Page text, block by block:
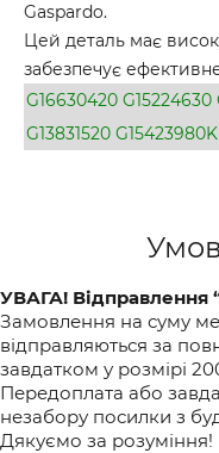
Gaspardo.
Цей деталь має
забезпечує
G16630420 G15224630
G13831520 G15423980K
УВАГА!
Замовлення на суму
відправляються за
завдатком у розмірі
Передоплата або
незабору посилки з
Дякуємо за розуміння!